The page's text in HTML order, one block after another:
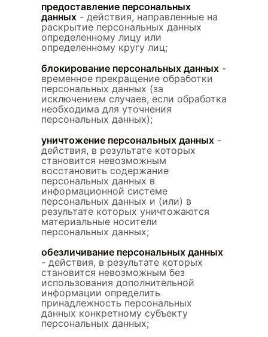
предоставление персональных
данных - действия, направленные на
раскрытие персональных данных
определенному лицу или
определенному кругу лиц;
блокирование персональных данных -
временное прекращение обработки
персональных данных (за
исключением случаев, если обработка
необходима для уточнения
персональных данных);
уничтожение персональных данных -
действия, в результате которых
становится невозможным
восстановить содержание
персональных данных в
информационной системе
персональных данных и (или) в
результате которых уничтожаются
материальные носители
персональных данных;
обезличивание персональных данных
- действия, в результате которых
становится невозможным без
использования дополнительной
информации определить
принадлежность персональных
данных конкретному субъекту
персональных данных;